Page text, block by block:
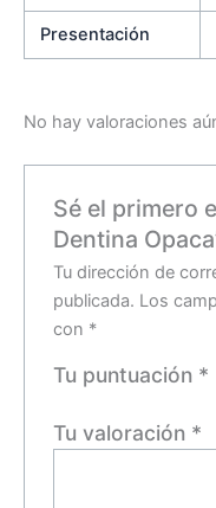
Presentación
No hay valoraciones
Sé el primero
Dentina
Tu dirección de
publicada. Los
con *
Tu puntuación *
Tu valoración *